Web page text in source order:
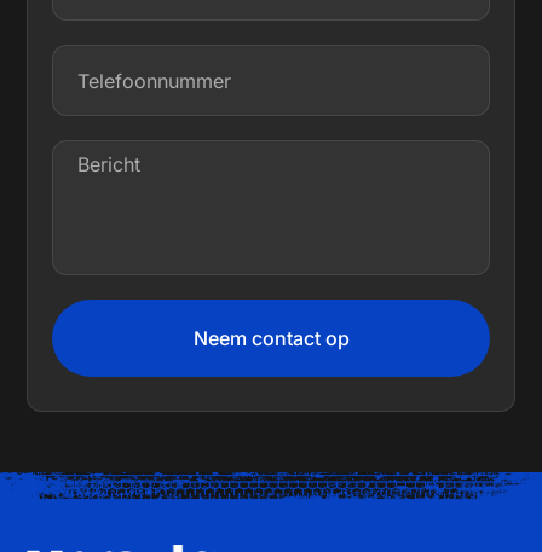
Neem contact op